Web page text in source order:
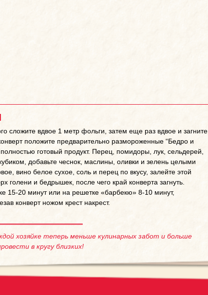
хозяйке теперь меньше кулинарных забот и больше
в кругу близких!
сложите вдвое 1 метр фольги, затем еще раз вдвое и загните
положите предварительно размороженные “Бедро и
готовый продукт. Перец, помидоры, лук, сельдерей,
добавьте чеснок, маслины, оливки и зелень целыми
вино белое сухое, соль и перец по вкусу, залейте этой
и бедрышек, после чего край конверта загнуть.
15-20 минут или на решетке «барбекю» 8-10 минут,
конверт ножом крест накрест.